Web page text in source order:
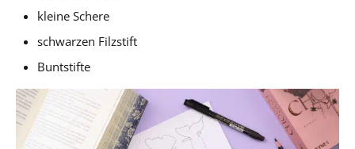
kleine Schere
schwarzen Filzstift
Buntstifte